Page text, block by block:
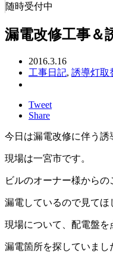
随時受付中
漏電改修工事＆
2016.3.16
工事日記, 誘導灯取
Tweet
Share
今日は漏電改修に伴う誘
現場は一宮市です。
ビルのオーナー様からの
漏電しているので見てほ
現場について、配電盤を
漏電箇所を探していまし